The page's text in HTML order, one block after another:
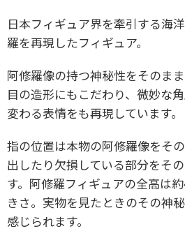
日本フィギュア界を牽引する海
羅を再現したフィギュア。
阿修羅像の持つ神秘性をそのま
目の造形にもこだわり、微妙な
変わる表情をも再現しています。
指の位置は本物の阿修羅像をそ
出したり欠損している部分をそ
す。阿修羅フィギュアの全高は
きさ。実物を見たときのその神
感じられます。